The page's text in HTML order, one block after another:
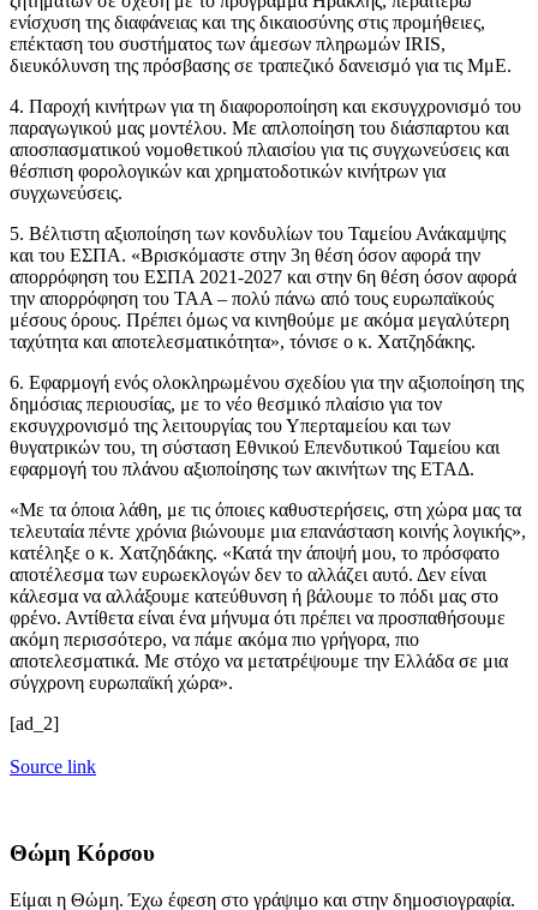
ενίσχυση της διαφάνειας και της δικαιοσύνης στις προμήθειες,
επέκταση του συστήματος των άμεσων πληρωμών IRIS,
διευκόλυνση της πρόσβασης σε τραπεζικό δανεισμό για τις ΜμΕ.
4. Παροχή κινήτρων για τη διαφοροποίηση και εκσυγχρονισμό του
παραγωγικού μας μοντέλου. Με απλοποίηση του διάσπαρτου και
αποσπασματικού νομοθετικού πλαισίου για τις συγχωνεύσεις και
θέσπιση φορολογικών και χρηματοδοτικών κινήτρων για
συγχωνεύσεις.
5. Βέλτιστη αξιοποίηση των κονδυλίων του Ταμείου Ανάκαμψης
και του ΕΣΠΑ. «Βρισκόμαστε στην 3η θέση όσον αφορά την
απορρόφηση του ΕΣΠΑ 2021-2027 και στην 6η θέση όσον αφορά
την απορρόφηση του ΤΑΑ – πολύ πάνω από τους ευρωπαϊκούς
μέσους όρους. Πρέπει όμως να κινηθούμε με ακόμα μεγαλύτερη
ταχύτητα και αποτελεσματικότητα», τόνισε ο κ. Χατζηδάκης.
6. Εφαρμογή ενός ολοκληρωμένου σχεδίου για την αξιοποίηση της
δημόσιας περιουσίας, με το νέο θεσμικό πλαίσιο για τον
εκσυγχρονισμό της λειτουργίας του Υπερταμείου και των
θυγατρικών του, τη σύσταση Εθνικού Επενδυτικού Ταμείου και
εφαρμογή του πλάνου αξιοποίησης των ακινήτων της ΕΤΑΔ.
«Με τα όποια λάθη, με τις όποιες καθυστερήσεις, στη χώρα μας τα
τελευταία πέντε χρόνια βιώνουμε μια επανάσταση κοινής λογικής»,
κατέληξε ο κ. Χατζηδάκης. «Κατά την άποψή μου, το πρόσφατο
αποτέλεσμα των ευρωεκλογών δεν το αλλάζει αυτό. Δεν είναι
κάλεσμα να αλλάξουμε κατεύθυνση ή βάλουμε το πόδι μας στο
φρένο. Αντίθετα είναι ένα μήνυμα ότι πρέπει να προσπαθήσουμε
ακόμη περισσότερο, να πάμε ακόμα πιο γρήγορα, πιο
αποτελεσματικά. Με στόχο να μετατρέψουμε την Ελλάδα σε μια
σύγχρονη ευρωπαϊκή χώρα».
[ad_2]
Source link
Θώμη Κόρσου
Είμαι η Θώμη. Έχω έφεση στο γράψιμο και στην δημοσιογραφία.